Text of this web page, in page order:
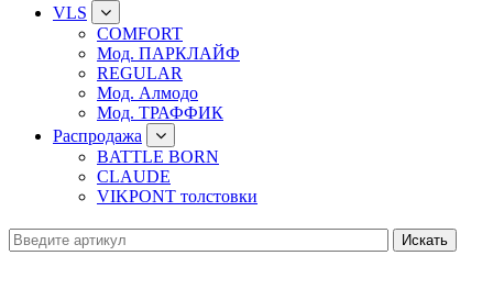
VLS
COMFORT
Мод. ПАРКЛАЙФ
REGULAR
Мод. Алмодо
Мод. ТРАФФИК
Распродажа
BATTLE BORN
CLAUDE
VIKPONT толстовки